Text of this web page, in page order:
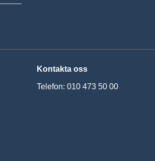
Kontakta oss
Telefon: 010 473 50 00